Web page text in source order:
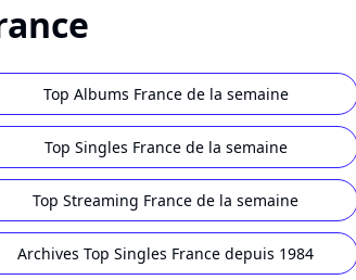
Top Albums France de la semaine
Top Singles France de la semaine
Top Streaming France de la semaine
Archives Top Singles France depuis 1984